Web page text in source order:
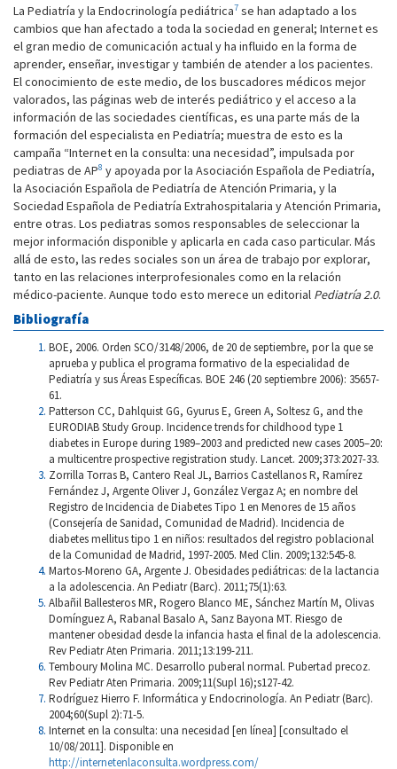
La Pediatría y la Endocrinología pediátrica7 se han adaptado a los
cambios que han afectado a toda la sociedad en general; Internet es
el gran medio de comunicación actual y ha influido en la forma de
aprender, enseñar, investigar y también de atender a los pacientes.
El conocimiento de este medio, de los buscadores médicos mejor
valorados, las páginas web de interés pediátrico y el acceso a la
información de las sociedades científicas, es una parte más de la
formación del especialista en Pediatría; muestra de esto es la
campaña “Internet en la consulta: una necesidad”, impulsada por
pediatras de AP8 y apoyada por la Asociación Española de Pediatría,
la Asociación Española de Pediatría de Atención Primaria, y la
Sociedad Española de Pediatría Extrahospitalaria y Atención Primaria,
entre otras. Los pediatras somos responsables de seleccionar la
mejor información disponible y aplicarla en cada caso particular. Más
allá de esto, las redes sociales son un área de trabajo por explorar,
tanto en las relaciones interprofesionales como en la relación
médico-paciente. Aunque todo esto merece un editorial Pediatría 2.0.
Bibliografía
BOE, 2006. Orden SCO/3148/2006, de 20 de septiembre, por la que se
aprueba y publica el programa formativo de la especialidad de
Pediatría y sus Áreas Específicas. BOE 246 (20 septiembre 2006): 35657-
61.
Patterson CC, Dahlquist GG, Gyurus E, Green A, Soltesz G, and the
EURODIAB Study Group. Incidence trends for childhood type 1
diabetes in Europe during 1989–2003 and predicted new cases 2005–20:
a multicentre prospective registration study. Lancet. 2009;373:2027-33.
Zorrilla Torras B, Cantero Real JL, Barrios Castellanos R, Ramírez
Fernández J, Argente Oliver J, González Vergaz A; en nombre del
Registro de Incidencia de Diabetes Tipo 1 en Menores de 15 años
(Consejería de Sanidad, Comunidad de Madrid). Incidencia de
diabetes mellitus tipo 1 en niños: resultados del registro poblacional
de la Comunidad de Madrid, 1997-2005. Med Clin. 2009;132:545-8.
Martos-Moreno GA, Argente J. Obesidades pediátricas: de la lactancia
a la adolescencia. An Pediatr (Barc). 2011;75(1):63.
Albañil Ballesteros MR, Rogero Blanco ME, Sánchez Martín M, Olivas
Domínguez A, Rabanal Basalo A, Sanz Bayona MT. Riesgo de
mantener obesidad desde la infancia hasta el final de la adolescencia.
Rev Pediatr Aten Primaria. 2011;13:199-211.
Temboury Molina MC. Desarrollo puberal normal. Pubertad precoz.
Rev Pediatr Aten Primaria. 2009;11(Supl 16);s127-42.
Rodríguez Hierro F. Informática y Endocrinología. An Pediatr (Barc).
2004;60(Supl 2):71-5.
Internet en la consulta: una necesidad [en línea] [consultado el
10/08/2011]. Disponible en
http://internetenlaconsulta.wordpress.com/